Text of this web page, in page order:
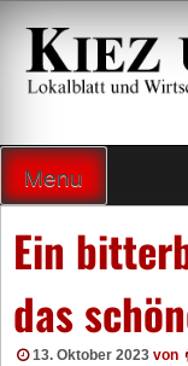
Zum
Inhalt
springen
Menu
Ein
das
13. Oktober 2023 von